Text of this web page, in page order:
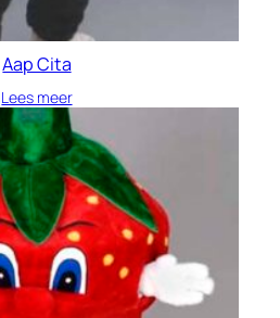
Aap Cita
Lees meer